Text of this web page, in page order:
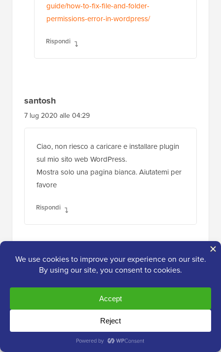
guide/how-to-fix-file-and-folder-
permissions-error-in-wordpress/
Rispondi
santosh
7 lug 2020 alle 04:29
Ciao, non riesco a caricare e installare plugin
sul mio sito web WordPress.
Mostra solo una pagina bianca. Aiutatemi per
favore
Rispondi
Supporto WPBeginner
8 lug 2020 alle 09:00
Se vedi solo una pagina bianca, vorrai
seguire i suggerimenti nel nostro articolo
https://www.wpbeginner.com/wp-
AMMINISTRATORE